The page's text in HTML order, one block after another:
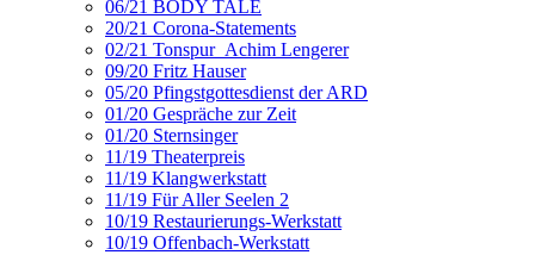
06/21 BODY TALE
20/21 Corona-Statements
02/21 Tonspur_Achim Lengerer
09/20 Fritz Hauser
05/20 Pfingstgottesdienst der ARD
01/20 Gespräche zur Zeit
01/20 Sternsinger
11/19 Theaterpreis
11/19 Klangwerkstatt
11/19 Für Aller Seelen 2
10/19 Restaurierungs-Werkstatt
10/19 Offenbach-Werkstatt